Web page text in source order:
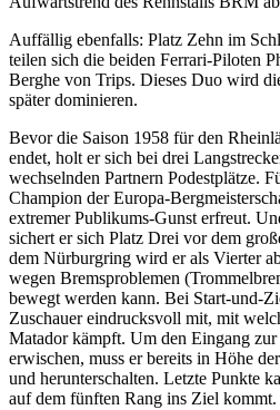
Auffällig ebenfalls: Platz Zehn im
teilen sich die beiden Ferrari-Piloten
Berghe von Trips. Dieses Duo wird
später dominieren.
Bevor die Saison 1958 für den
endet, holt er sich bei drei
wechselnden Partnern Podestplätze.
Champion der Europa-
extremer Publikums-Gunst erfreut.
sichert er sich Platz Drei vor dem
dem Nürburgring wird er als Vierter
wegen Bremsproblemen
bewegt werden kann. Bei Start-und-
Zuschauer eindrucksvoll mit, mit
Matador kämpft. Um den Eingang
erwischen, muss er bereits in Höhe
und herunterschalten. Letzte Punkte
auf dem fünften Rang ins Ziel kommt.